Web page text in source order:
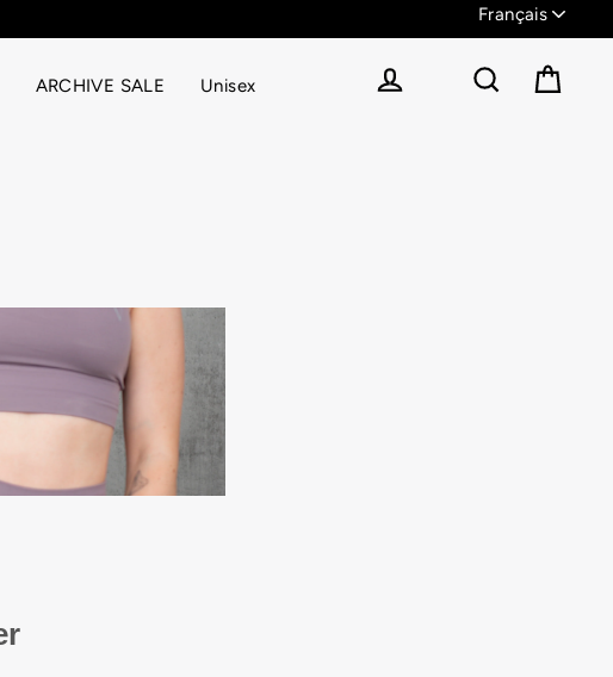
ARCHIVE SALE
Unisex